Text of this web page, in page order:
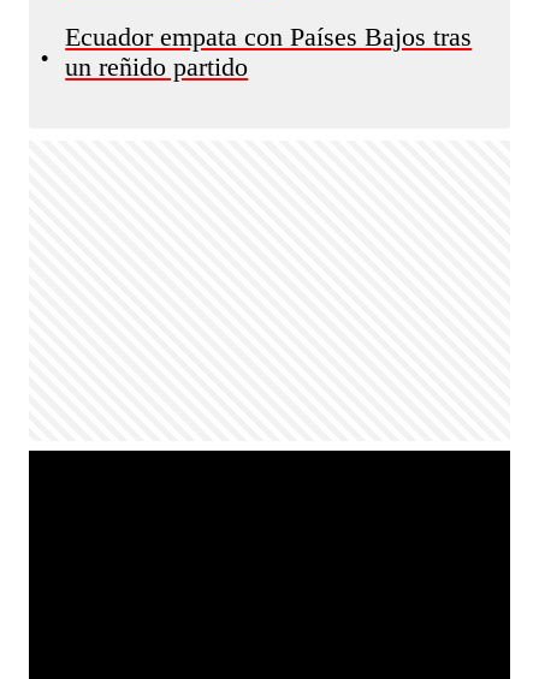
•
Ecuador empata con Países Bajos tras
un reñido partido